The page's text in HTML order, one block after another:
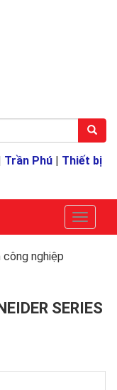
Trần Phú | Thiết bị
công nghiệp
SERIES